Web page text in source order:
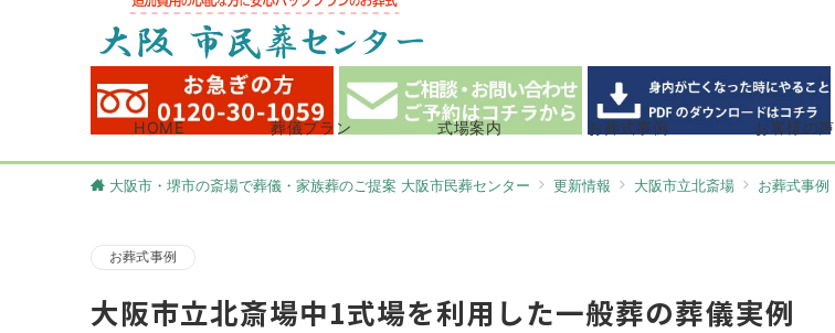
HOME 葬儀プラン 式場案内 お葬式事例 お客様の声
大阪市・堺市の斎場で葬儀・家族葬のご提案 大阪市民葬センター 更新情報 大阪市立北斎場 お葬式事例
お葬式事例
大阪市立北斎場中1式場を利用した一般葬の葬儀実例